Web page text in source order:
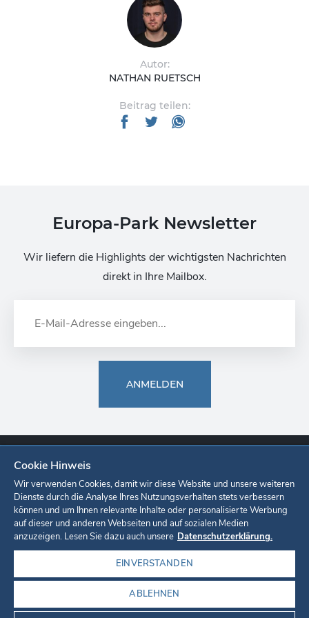
Autor:
NATHAN RUETSCH
Beitrag teilen:
Europa-Park Newsletter
Wir liefern die Highlights der wichtigsten Nachrichten
direkt in Ihre Mailbox.
ANMELDEN
Europa-Park Ticketshop Onlineshop Karriere Unternehmen
Datenschutzerklärung Cookie-Einstellungen Impressum
Cookie Hinweis
Wir verwenden Cookies, damit wir diese Website und unsere weiteren
Dienste durch die Analyse Ihres Nutzungsverhalten stets verbessern
können und um Ihnen relevante Inhalte oder personalisierte Werbung
auf dieser und anderen Webseiten und auf sozialen Medien
anzuzeigen. Lesen Sie dazu auch unsere Datenschutzerklärung.
EINVERSTANDEN
ABLEHNEN